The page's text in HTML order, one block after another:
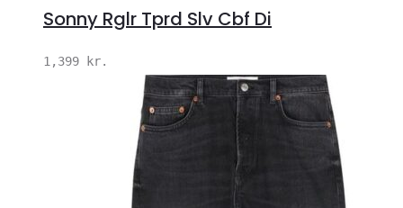
Sonny Rglr Tprd Slv Cbf Di
1,399 kr.